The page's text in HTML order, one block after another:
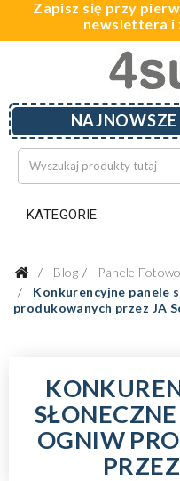
Zapisz się przy
newslettera i
KATEGORIE
Blog
Panele
Konkurencyjne panele
produkowanych przez JA
OGNIW